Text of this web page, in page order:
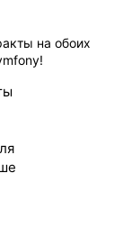
на обоих